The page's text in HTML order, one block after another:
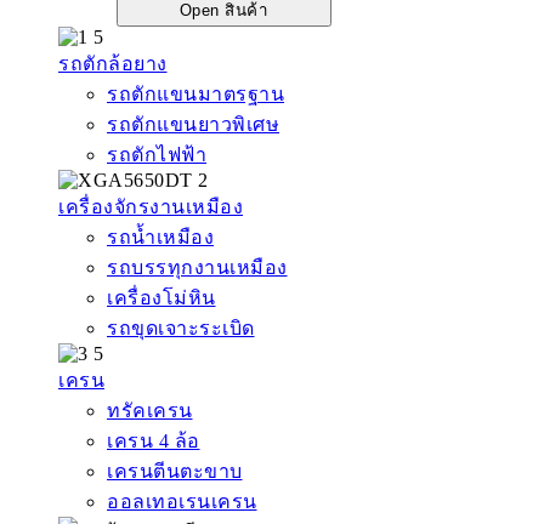
Open สินค้า
รถตักล้อยาง
รถตักแขนมาตรฐาน
รถตักแขนยาวพิเศษ
รถตักไฟฟ้า
เครื่องจักรงานเหมือง
รถน้ำเหมือง
รถบรรทุกงานเหมือง
เครื่องโม่หิน
รถขุดเจาะระเบิด
เครน
ทรัคเครน
เครน 4 ล้อ
เครนตีนตะขาบ
ออลเทอเรนเครน